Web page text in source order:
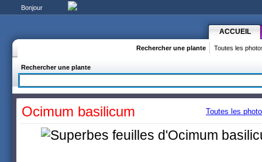
Bonjour
ACCUEIL
Rechercher une plante Toutes les
Rechercher une plante
Ocimum basilicum Toutes les